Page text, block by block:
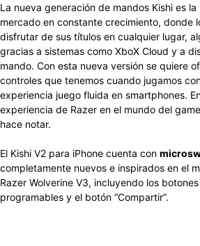
La nueva generación de mandos Kishi es
mercado en constante crecimiento, donde
disfrutar de sus títulos en cualquier lugar,
gracias a sistemas como XboX Cloud y a
mando. Con esta nueva versión se quiere
controles que tenemos cuando jugamos
experiencia juego fluida en smartphones.
experiencia de Razer en el mundo del
hace notar.
El Kishi V2 para iPhone cuenta con
completamente nuevos e inspirados en el
Razer Wolverine V3, incluyendo los
programables y el botón “Compartir”.